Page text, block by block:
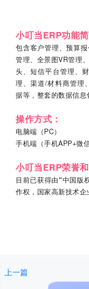
小叮当ERP功能
包含客户管理、预算
管理、全景图VR管理
头、短信平台管理、
理、渠道/材料商管理
据等，整套的数据信息
操作方式：
电脑端（PC）
手机端（手机APP+微
小叮当ERP荣誉
目前已获得由“中国版
作权，国家高新技术企
上一篇